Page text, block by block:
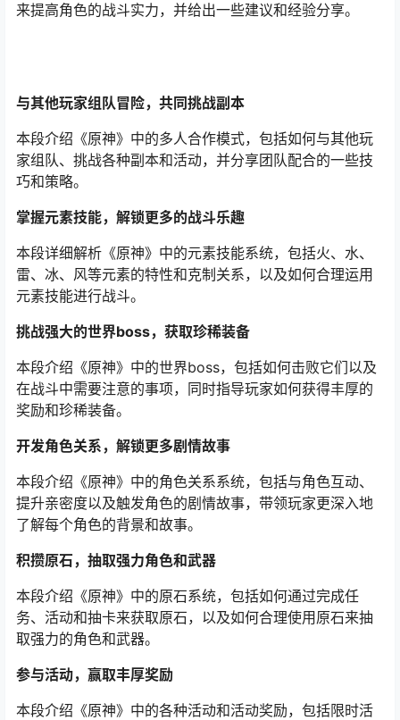
来提高角色的战斗实力，并给出一些建议和经验分享。
与其他玩家组队冒险，共同挑战副本
本段介绍《原神》中的多人合作模式，包括如何与其他玩
家组队、挑战各种副本和活动，并分享团队配合的一些技
巧和策略。
掌握元素技能，解锁更多的战斗乐趣
本段详细解析《原神》中的元素技能系统，包括火、水、
雷、冰、风等元素的特性和克制关系，以及如何合理运用
元素技能进行战斗。
挑战强大的世界boss，获取珍稀装备
本段介绍《原神》中的世界boss，包括如何击败它们以及
在战斗中需要注意的事项，同时指导玩家如何获得丰厚的
奖励和珍稀装备。
开发角色关系，解锁更多剧情故事
本段介绍《原神》中的角色关系系统，包括与角色互动、
提升亲密度以及触发角色的剧情故事，带领玩家更深入地
了解每个角色的背景和故事。
积攒原石，抽取强力角色和武器
本段介绍《原神》中的原石系统，包括如何通过完成任
务、活动和抽卡来获取原石，以及如何合理使用原石来抽
取强力的角色和武器。
参与活动，赢取丰厚奖励
本段介绍《原神》中的各种活动和活动奖励，包括限时活